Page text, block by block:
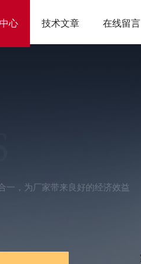
心 技术文章 在线留言
一，为厂家带来良好的经济效益